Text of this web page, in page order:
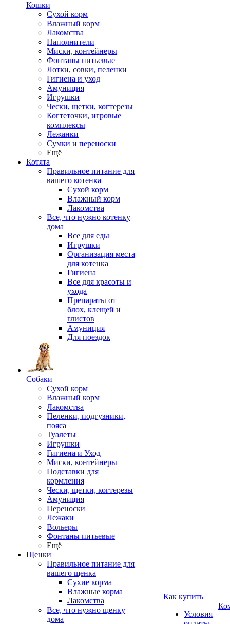
Кошки
Сухой корм
Влажный корм
Лакомства
Наполнители
Миски, контейнеры
Фонтаны питьевые
Лотки, совки, пеленки
Гигиена и уход
Амуниция
Игрушки
Чески, щетки, когтерезы
Когтеточки, игровые
комплексы
Лежанки
Сумки и переноски
Ещё
Котята
Правильное питание для
вашего котенка
Сухой корм
Влажный корм
Лакомства
Все, что нужно котенку
дома
Все для еды
Игрушки
Организация места
для котенка
Гигиена
Все для красоты и
ухода
Препараты от
блох, клещей и
глистов
Амуниция
Для поездок
Собаки
Сухой корм
Влажный корм
Лакомства
Пеленки, подгузники,
пояса
Туалеты
Игрушки
Гигиена и Уход
Миски, контейнеры
Подставки для
кормления
Чески, щетки, когтерезы
Амуниция
Переноски
Лежаки
Вольеры
Фонтаны питьевые
Ещё
Щенки
Правильное питание для
вашего щенка
Сухие корма
Влажные корма
Лакомства
Все, что нужно щенку
дома
Как купить
Условия